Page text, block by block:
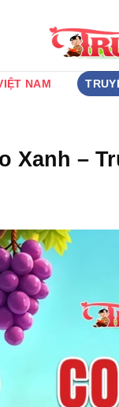
NAM
Xanh –